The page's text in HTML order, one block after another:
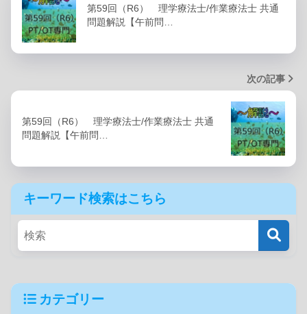
第59回（R6） 理学療法士/作業療法士 共通
問題解説【午前問…
次の記事
第59回（R6） 理学療法士/作業療法士 共通
問題解説【午前問…
キーワード検索はこちら
カテゴリー